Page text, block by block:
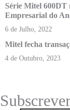
Série Mitel 600DT
Empresarial do
6 de Julho, 2022
Mitel fecha
4 de Outubro, 2023